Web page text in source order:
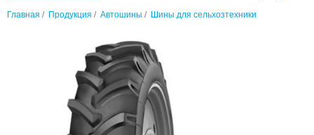
Главная / Продукция / Автошины / Шины для сельхозтехники